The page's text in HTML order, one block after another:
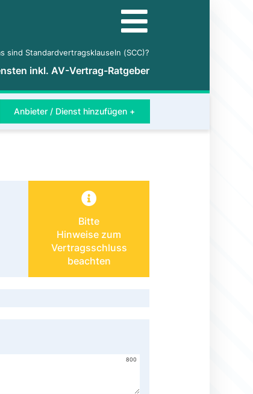
sind Standardvertragsklauseln (SCC)?
inkl. AV-Vertrag-Ratgeber
Anbieter / Dienst hinzufügen +
Bitte
Hinweise zum
Vertragsschluss
beachten
800